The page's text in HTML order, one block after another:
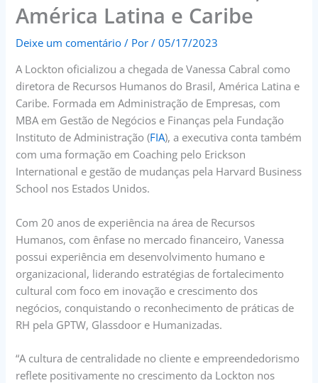
América Latina e Caribe
Deixe um comentário / Por/05/17/2023
A Lockton oficializou a chegada de Vanessa Cabral como
diretora de Recursos Humanos do Brasil, América Latina e
Caribe. Formada em Administração de Empresas, com
MBA em Gestão de Negócios e Finanças pela Fundação
Instituto de Administração (FIA), a executiva conta também
com uma formação em Coaching pelo Erickson
International e gestão de mudanças pela Harvard Business
School nos Estados Unidos.
Com 20 anos de experiência na área de Recursos
Humanos, com ênfase no mercado financeiro, Vanessa
possui experiência em desenvolvimento humano e
organizacional, liderando estratégias de fortalecimento
cultural com foco em inovação e crescimento dos
negócios, conquistando o reconhecimento de práticas de
RH pela GPTW, Glassdoor e Humanizadas.
“A cultura de centralidade no cliente e empreendedorismo
reflete positivamente no crescimento da Lockton nos